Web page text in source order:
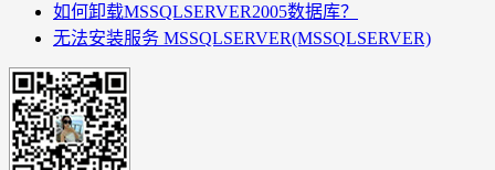
如何卸载MSSQLSERVER2005数据库？
无法安装服务 MSSQLSERVER(MSSQLSERVER)